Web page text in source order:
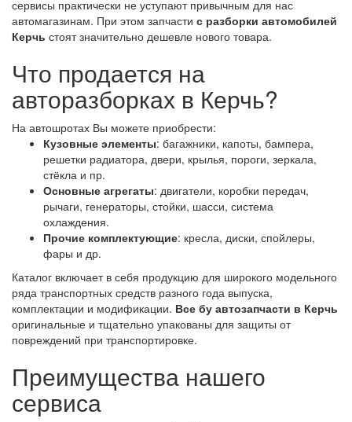
сервисы практически не уступают привычным для нас
автомагазинам. При этом запчасти с разборки автомобилей
Керчь стоят значительно дешевле нового товара.
Что продается на
авторазборках в Керчь?
На автошротах Вы можете приобрести:
Кузовные элементы: багажники, капоты, бампера,
решетки радиатора, двери, крылья, пороги, зеркала,
стёкла и пр.
Основные агрегаты: двигатели, коробки передач,
рычаги, генераторы, стойки, шасси, система
охлаждения.
Прочие комплектующие: кресла, диски, спойлеры,
фары и др.
Каталог включает в себя продукцию для широкого модельного
ряда транспортных средств разного года выпуска,
комплектации и модификации. Все бу автозапчасти в Керчь
оригинальные и тщательно упакованы для защиты от
повреждений при транспортировке.
Преимущества нашего
сервиса